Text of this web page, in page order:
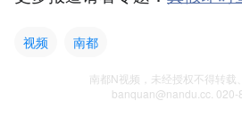
视频 南都
南都N视频，未经授权不得转载
banquan@nandu.cc.